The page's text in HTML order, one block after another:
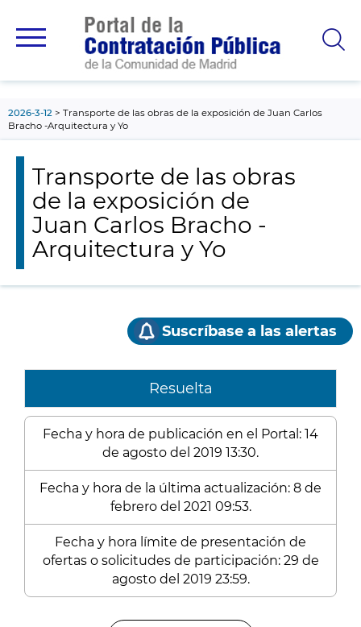
principal
2026-3-12
Transporte de las obras de la exposición de Juan Carlos
Bracho -Arquitectura y Yo
Transporte de las obras
de la exposición de
Juan Carlos Bracho -
Arquitectura y Yo
Suscríbase a las alertas
Resuelta
Fecha y hora de publicación en el Portal: 14
de agosto del 2019 13:30.
Fecha y hora de la última actualización: 8 de
febrero del 2021 09:53.
Fecha y hora límite de presentación de
ofertas o solicitudes de participación: 29 de
agosto del 2019 23:59.